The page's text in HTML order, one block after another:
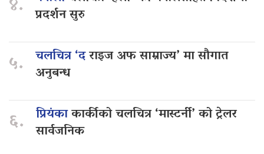
प्रदर्शन सुरु
५. चलचित्र ‘दराइज अफ साम्राज्य’ मा सौगात
अनुबन्ध
६. प्रियंकाकार्कीको चलचित्र ‘मास्टर्नी’ को ट्रेलर
सार्वजनिक